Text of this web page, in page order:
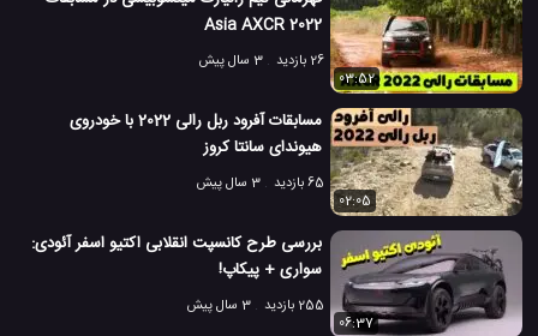
# مسابقات فرمول یک # مسابقه فرمول یک
3.5 هزار بازدید
7 سال پیش اتومبیل ماشین
Asia AXCR 2022
26 بازدید
3 سال پیش
03:52
مسابقات آفرود ربل رالی 2022 با خودروی
هیوندای سانتا کروز
65 بازدید
3 سال پیش
02:05
بررسی طرح کانسپت انقلابی اکتیو اسفر آئودی:
سواری + پیکاپ!
255 بازدید
3 سال پیش
06:37